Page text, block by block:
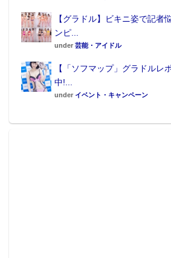
【グラドル】ビキニ姿で記者
ンピ...
under 芸能・アイドル
【「ソフマップ」グラドルレ
中!...
under イベント・キャンペーン